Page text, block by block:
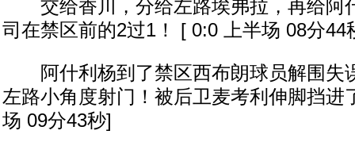
交给香川，分给左路埃弗拉，再给阿
司在禁区前的2过1！ [ 0:0 上半场 08分44
阿什利杨到了禁区西布朗球员解围失
左路小角度射门！被后卫麦考利伸脚挡进
场 09分43秒]